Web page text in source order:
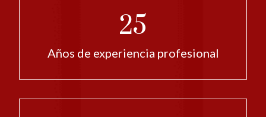
25
Años de experiencia profesional